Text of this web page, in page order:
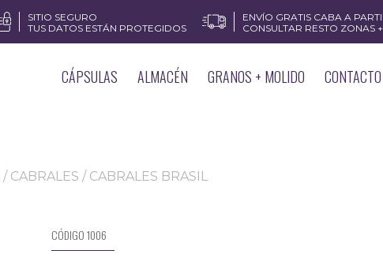
SITIO SEGURO
TUS DATOS ESTÁN PROTEGIDOS
ENVÍO GRATIS CABA A
CONSULTAR RESTO ZONAS
CÁPSULAS ALMACÉN GRANOS + MOLIDO CONTACTO
/ CABRALES / CABRALES BRASIL
CÓDIGO 1006